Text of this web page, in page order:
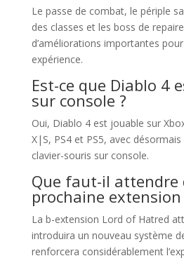
Le passe de combat, le périple
des classes et les boss de
d’améliorations importantes
expérience.
Est-ce que Diablo 4
sur console ?
Oui, Diablo 4 est jouable sur
X|S, PS4 et PS5, avec désormais
clavier-souris sur console.
Que faut-il attendre
prochaine extension
La b-extension Lord of Hatred
introduira un nouveau système
renforcera considérablement